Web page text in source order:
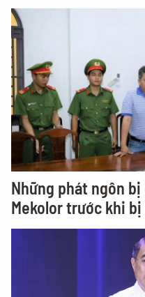
Những phát ngôn
Mekolor trước khi